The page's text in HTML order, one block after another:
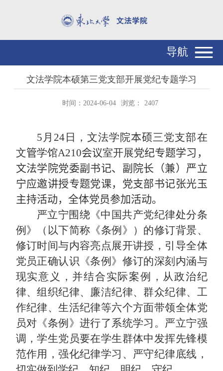
导航
文法学院本硕第三党支部开展党纪专题学习
时间：2024-06-04 浏览： 2407
5 月 24日，文法学院本硕三党支部在
文管学馆A210会议室开展党纪专题学习，
文法学院党委副书记、副院长（兼）严立
宁应邀讲授专题党课，党支部书记张光玉
主持活动，全体党员参加活动。
严立宁围绕《中国共产党纪律处分条
例》（以下简称《条例》）的修订背景、
修订时间与内容亮点展开讲授，引导全体
党员正确认识《条例》修订的深刻内涵与
现实意义，并结合实际案例，从政治纪
律、组织纪律、廉洁纪律、群众纪律、工
作纪律、生活纪律等六个方面带领全体党
员对《条例》进行了系统学习。严立宁强
调，学生党员要在学生群体中发挥先锋模
范作用，强化纪律学习、严守纪律底线，